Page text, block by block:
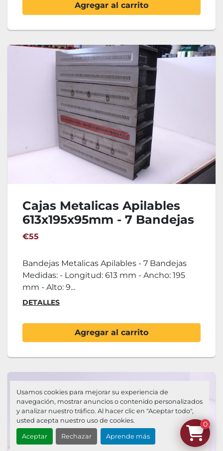
Usamos cookies para mejorar su experiencia de
navegación, mostrar anuncios o contenido personalizados
y analizar nuestro tráfico. Al hacer clic en "Aceptar todo",
usted acepta nuestro uso de cookies.
Aceptar Rechazar Aprende más
Agregar al carrito
Cajas Metalicas Apilables
613x195x95mm - 7 Bandejas
€55
Bandejas Metalicas Apilables - 7 Bandejas
Medidas: - Longitud: 613 mm - Ancho: 195
mm - Alto: 9...
DETALLES
Agregar al carrito
0